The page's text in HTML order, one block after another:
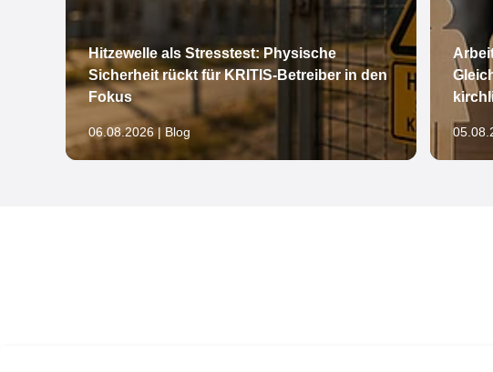
Hitzewelle als Stresstest: Physische
Sicherheit rückt für KRITIS-Betreiber in den
Fokus
06.08.2026 | Blog